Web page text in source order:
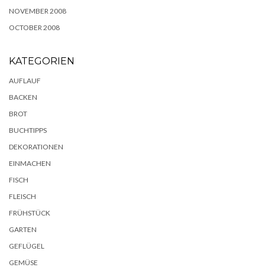
NOVEMBER 2008
OCTOBER 2008
KATEGORIEN
AUFLAUF
BACKEN
BROT
BUCHTIPPS
DEKORATIONEN
EINMACHEN
FISCH
FLEISCH
FRÜHSTÜCK
GARTEN
GEFLÜGEL
GEMÜSE